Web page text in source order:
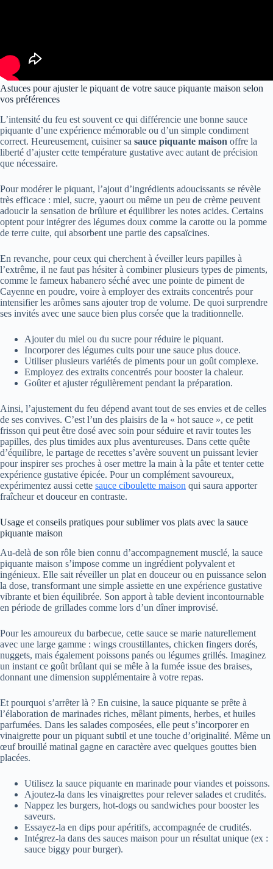
Astuces pour ajuster le piquant de votre sauce piquante maison selon
vos préférences
L’intensité du feu est souvent ce qui différencie une bonne sauce
piquante d’une expérience mémorable ou d’un simple condiment
correct. Heureusement, cuisiner sa sauce piquante maison offre la
liberté d’ajuster cette température gustative avec autant de précision
que nécessaire.
Pour modérer le piquant, l’ajout d’ingrédients adoucissants se révèle
très efficace : miel, sucre, yaourt ou même un peu de crème peuvent
adoucir la sensation de brûlure et équilibrer les notes acides. Certains
optent pour intégrer des légumes doux comme la carotte ou la pomme
de terre cuite, qui absorbent une partie des capsaïcines.
En revanche, pour ceux qui cherchent à éveiller leurs papilles à
l’extrême, il ne faut pas hésiter à combiner plusieurs types de piments,
comme le fameux habanero séché avec une pointe de piment de
Cayenne en poudre, voire à employer des extraits concentrés pour
intensifier les arômes sans ajouter trop de volume. De quoi surprendre
ses invités avec une sauce bien plus corsée que la traditionnelle.
Ajouter du miel ou du sucre pour réduire le piquant.
Incorporer des légumes cuits pour une sauce plus douce.
Utiliser plusieurs variétés de piments pour un goût complexe.
Employez des extraits concentrés pour booster la chaleur.
Goûter et ajuster régulièrement pendant la préparation.
Ainsi, l’ajustement du feu dépend avant tout de ses envies et de celles
de ses convives. C’est l’un des plaisirs de la « hot sauce », ce petit
frisson qui peut être dosé avec soin pour séduire et ravir toutes les
papilles, des plus timides aux plus aventureuses. Dans cette quête
d’équilibre, le partage de recettes s’avère souvent un puissant levier
pour inspirer ses proches à oser mettre la main à la pâte et tenter cette
expérience gustative épicée. Pour un complément savoureux,
expérimentez aussi cette sauce ciboulette maison qui saura apporter
fraîcheur et douceur en contraste.
Usage et conseils pratiques pour sublimer vos plats avec la sauce
piquante maison
Au-delà de son rôle bien connu d’accompagnement musclé, la sauce
piquante maison s’impose comme un ingrédient polyvalent et
ingénieux. Elle sait réveiller un plat en douceur ou en puissance selon
la dose, transformant une simple assiette en une expérience gustative
vibrante et bien équilibrée. Son apport à table devient incontournable
en période de grillades comme lors d’un dîner improvisé.
Pour les amoureux du barbecue, cette sauce se marie naturellement
avec une large gamme : wings croustillantes, chicken fingers dorés,
nuggets, mais également poissons panés ou légumes grillés. Imaginez
un instant ce goût brûlant qui se mêle à la fumée issue des braises,
donnant une dimension supplémentaire à votre repas.
Et pourquoi s’arrêter là ? En cuisine, la sauce piquante se prête à
l’élaboration de marinades riches, mêlant piments, herbes, et huiles
parfumées. Dans les salades composées, elle peut s’incorporer en
vinaigrette pour un piquant subtil et une touche d’originalité. Même un
œuf brouillé matinal gagne en caractère avec quelques gouttes bien
placées.
Utilisez la sauce piquante en marinade pour viandes et poissons.
Ajoutez-la dans les vinaigrettes pour relever salades et crudités.
Nappez les burgers, hot-dogs ou sandwiches pour booster les
saveurs.
Essayez-la en dips pour apéritifs, accompagnée de crudités.
Intégrez-la dans des sauces maison pour un résultat unique (ex :
sauce biggy pour burger).